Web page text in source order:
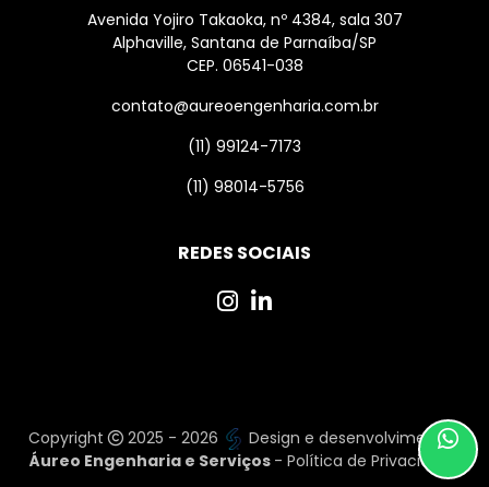
Avenida Yojiro Takaoka, nº 4384, sala 307
Alphaville, Santana de Parnaíba/SP
CEP. 06541-038
contato@aureoengenharia.com.br
(11) 99124-7173
(11) 98014-5756
REDES SOCIAIS
Copyright 2025 - 2026 Design e desenvolvimento|
Áureo Engenharia e Serviços - Política de Privacidade